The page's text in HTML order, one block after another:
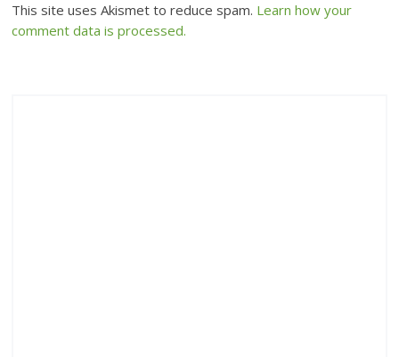
This site uses Akismet to reduce spam. Learn how your
comment data is processed.